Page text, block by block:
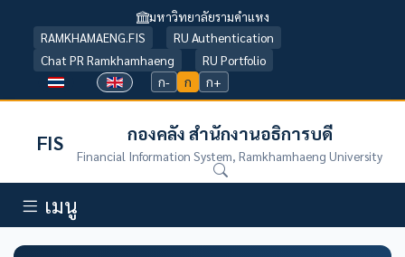
มหาวิทยาลัยรามคำแหง
RAMKHAMAENG.FIS
RU Authentication
Chat PR Ramkhamhaeng
RU Portfolio
ก-
ก ก+
FIS กองคลัง สำนักงานอธิการบดี
Financial Information System, Ramkhamhaeng University
เมนู